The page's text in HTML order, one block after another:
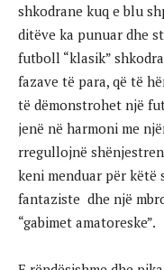
shkodrane kuq e blu
ditëve ka punuar dhe
futboll “klasik”
fazave të para, që të
të dëmonstrohet një
jenë në harmoni me
rregullojnë
keni menduar për këtë
fantaziste dhe një
“gabimet amatoreske”.